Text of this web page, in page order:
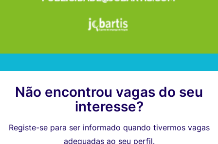
Não encontrou vagas do seu
interesse?
Registe-se para ser informado quando tivermos vagas
adequadas ao seu perfil.